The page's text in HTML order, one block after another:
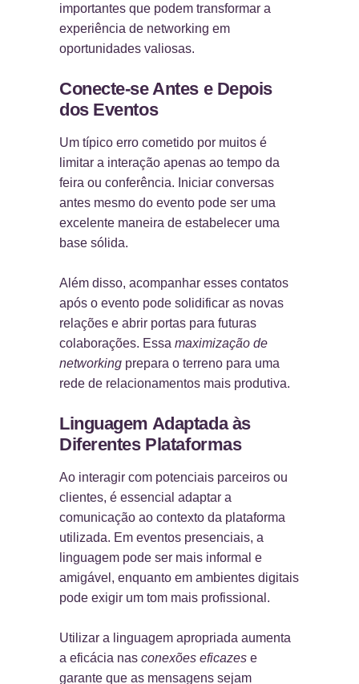
importantes que podem transformar a
experiência de networking em
oportunidades valiosas.
Conecte-se Antes e Depois
dos Eventos
Um típico erro cometido por muitos é
limitar a interação apenas ao tempo da
feira ou conferência. Iniciar conversas
antes mesmo do evento pode ser uma
excelente maneira de estabelecer uma
base sólida.
Além disso, acompanhar esses contatos
após o evento pode solidificar as novas
relações e abrir portas para futuras
colaborações. Essa maximização de
networking prepara o terreno para uma
rede de relacionamentos mais produtiva.
Linguagem Adaptada às
Diferentes Plataformas
Ao interagir com potenciais parceiros ou
clientes, é essencial adaptar a
comunicação ao contexto da plataforma
utilizada. Em eventos presenciais, a
linguagem pode ser mais informal e
amigável, enquanto em ambientes digitais
pode exigir um tom mais profissional.
Utilizar a linguagem apropriada aumenta
a eficácia nas conexões eficazes e
garante que as mensagens sejam